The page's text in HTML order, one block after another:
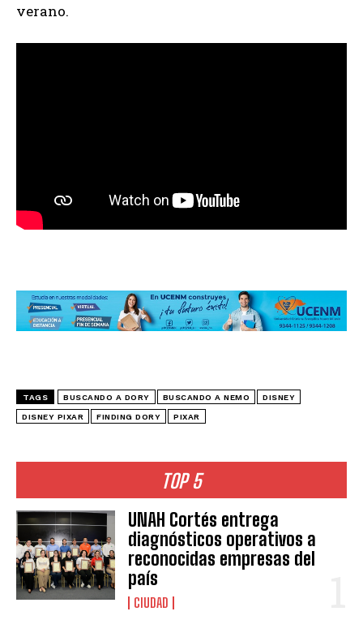
TOP 5
UNAH Cortés entrega
diagnósticos operativos a
reconocidas empresas del
país
CIUDAD
verano.
TAGS BUSCANDO A DORY BUSCANDO A NEMO DISNEY
DISNEY PIXAR FINDING DORY PIXAR